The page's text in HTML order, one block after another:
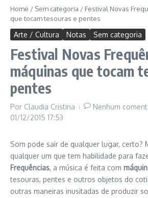
Home / Sem categoria / Festival Novas
que tocam tesouras e pentes
Arte / Cultura Notas Sem categoria
Festival Novas
máquinas que tocam
pentes
Por Claudia Cristina
Nenhum
01/12/2015 17:53
Som pode sair de qualquer lugar, certo?
qualquer um que tem habilidade para
Frequências, a música é feita com
tesouras, pentes e outros objetos do
outras maneiras inusitadas de produzir